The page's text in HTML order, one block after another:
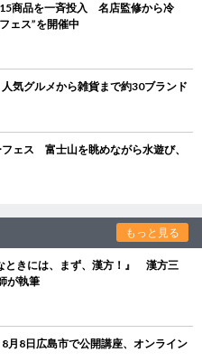
商品を一斉投入 名店監修から冷
ェス”を開催中
気グルメから雑貨まで約30ブランド
ェス 富士山を眺めながら水遊び、
もっと見る
ときには、まず、漢方！』 漢方三
が執筆
8日広島市で公開講座、オンライン